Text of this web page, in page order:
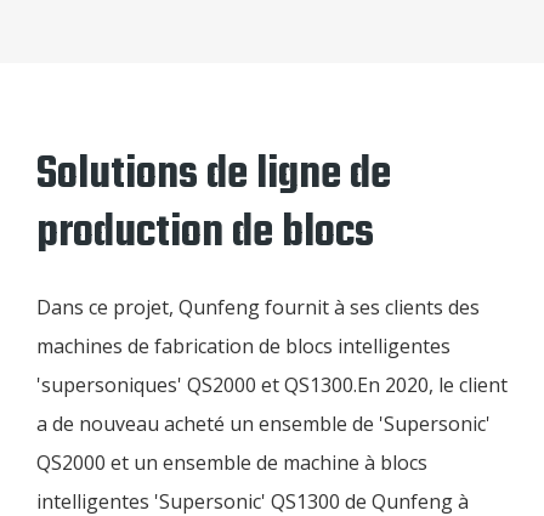
Solutions de ligne de
production de blocs
Dans ce projet, Qunfeng fournit à ses clients des
machines de fabrication de blocs intelligentes
'supersoniques' QS2000 et QS1300.En 2020, le client
a de nouveau acheté un ensemble de 'Supersonic'
QS2000 et un ensemble de machine à blocs
intelligentes 'Supersonic' QS1300 de Qunfeng à